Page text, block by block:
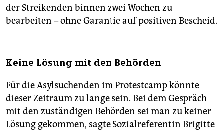
der Streikenden binnen zwei Wochen zu
bearbeiten – ohne Garantie auf positiven Bescheid.
Keine Lösung mit den Behörden
Für die Asylsuchenden im Protestcamp könnte
dieser Zeitraum zu lange sein. Bei dem Gespräch
mit den zuständigen Behörden sei man zu keiner
Lösung gekommen, sagte Sozialreferentin Brigitte